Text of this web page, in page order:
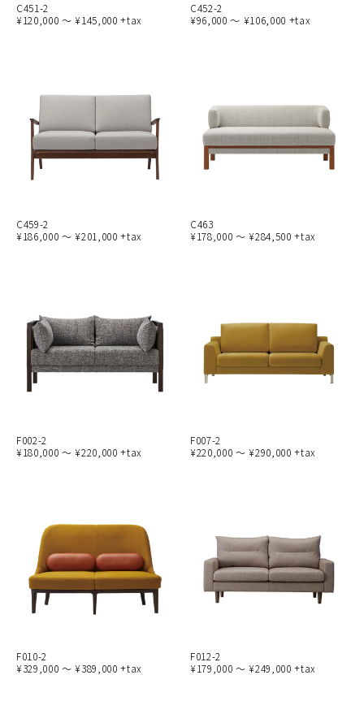
C451-2
¥120,000 ～ ¥145,000 +tax
C452-2
¥96,000 ～ ¥106,000 +tax
C459-2
¥186,000 ～ ¥201,000 +tax
C463
¥178,000 ～ ¥284,500 +tax
F002-2
¥180,000 ～ ¥220,000 +tax
F007-2
¥220,000 ～ ¥290,000 +tax
F010-2
¥329,000 ～ ¥389,000 +tax
F012-2
¥179,000 ～ ¥249,000 +tax